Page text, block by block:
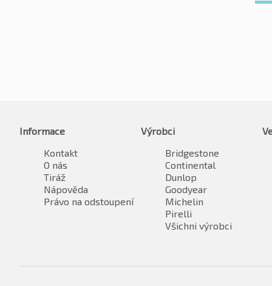
Informace
Kontakt
O nás
Tiráž
Nápověda
Právo na odstoupení
Výrobci
Bridgestone
Continental
Dunlop
Goodyear
Michelin
Pirelli
Všichni výrobci